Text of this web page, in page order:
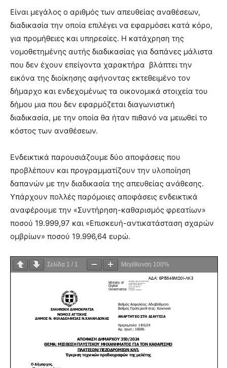
Είναι μεγάλος ο αριθμός των απευθείας αναθέσεων,
διαδικασία την οποία επιλέγει να εφαρμόσει κατά κόρο,
για προμήθειες και υπηρεσίες. Η κατάχρηση της
νομοθετημένης αυτής διαδικασίας για δαπάνες μάλιστα
που δεν έχουν επείγοντα χαρακτήρα βλάπτει την
εικόνα της διοίκησης αφήνοντας εκτεθειμένο τον
δήμαρχο και ενδεχομένως τα οικονομικά στοιχεία του
δήμου μια που δεν εφαρμόζεται διαγωνιστική
διαδικασία, με την οποία θα ήταν πιθανό να μειωθεί το
κόστος των αναθέσεων.
Ενδεικτικά παρουσιάζουμε δύο αποφάσεις που
προβλέπουν και προγραμματίζουν την υλοποίηση
δαπανών με την διαδικασία της απευθείας ανάθεσης.
Υπάρχουν πολλές παρόμοιες αποφάσεις ενδεικτικά
αναφέρουμε την «Συντήρηση-καθαρισμός φρεατίων»
ποσού 19.999,97 και «Επισκευή-αντικατάσταση σχαρών
ομβρίων» ποσού 19.996,64 ευρώ.
Σελίδα 1 / 1 Μεγέθυνση 100%